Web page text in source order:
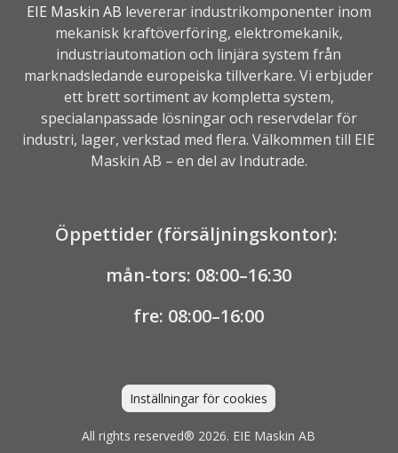
EIE Maskin AB levererar industrikomponenter inom
mekanisk kraftöverföring, elektromekanik,
industriautomation och linjära system från
marknadsledande europeiska tillverkare. Vi erbjuder
ett brett sortiment av kompletta system,
specialanpassade lösningar och reservdelar för
industri, lager, verkstad med flera. Välkommen till EIE
Maskin AB – en del av Indutrade.
Öppettider (försäljningskontor):
mån-tors: 08:00–16:30
fre: 08:00–16:00
Inställningar för cookies
All rights reserved® 2026. EIE Maskin AB